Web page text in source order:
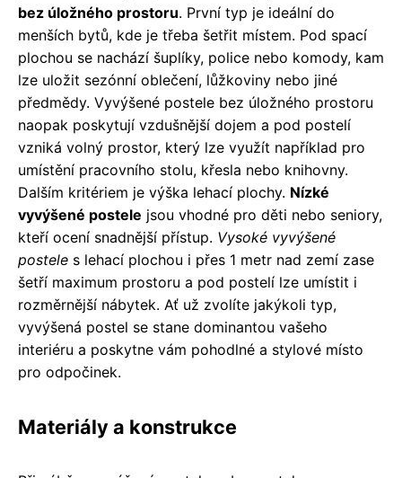
bez úložného prostoru. První typ je ideální do
menších bytů, kde je třeba šetřit místem. Pod spací
plochou se nachází šuplíky, police nebo komody, kam
lze uložit sezónní oblečení, lůžkoviny nebo jiné
předmědy. Vyvýšené postele bez úložného prostoru
naopak poskytují vzdušnější dojem a pod postelí
vzniká volný prostor, který lze využít například pro
umístění pracovního stolu, křesla nebo knihovny.
Dalším kritériem je výška lehací plochy. Nízké
vyvýšené postele jsou vhodné pro děti nebo seniory,
kteří ocení snadnější přístup. Vysoké vyvýšené
postele s lehací plochou i přes 1 metr nad zemí zase
šetří maximum prostoru a pod postelí lze umístit i
rozměrnější nábytek. Ať už zvolíte jakýkoli typ,
vyvýšená postel se stane dominantou vašeho
interiéru a poskytne vám pohodlné a stylové místo
pro odpočinek.
Materiály a konstrukce